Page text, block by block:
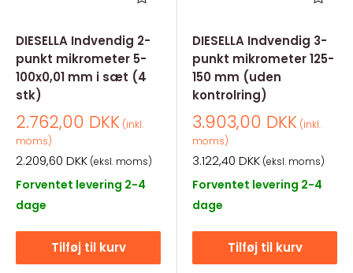
DIESELLA Indvendig 2-
punkt mikrometer 5-
100x0,01 mm i sæt (4
stk)
Salgspris
2.762,00 DKK (inkl.
moms)
Salgspris
2.209,60 DKK (eksl. moms)
Forventet levering 2-4
dage
Tilføj til kurv
DIESELLA Indvendig 3-
punkt mikrometer 125-
150 mm (uden
kontrolring)
Salgspris
3.903,00 DKK (inkl.
moms)
Salgspris
3.122,40 DKK (eksl. moms)
Forventet levering 2-4
dage
Tilføj til kurv